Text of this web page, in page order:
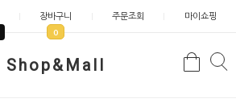
장바구니
0
주문조회 마이쇼핑
Shop&Mall
검